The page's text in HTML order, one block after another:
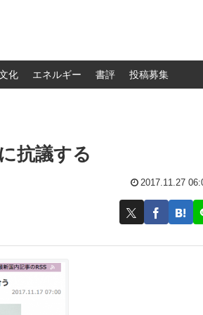
化 エネルギー 書評 投稿募集
抗議する
2017.11.27